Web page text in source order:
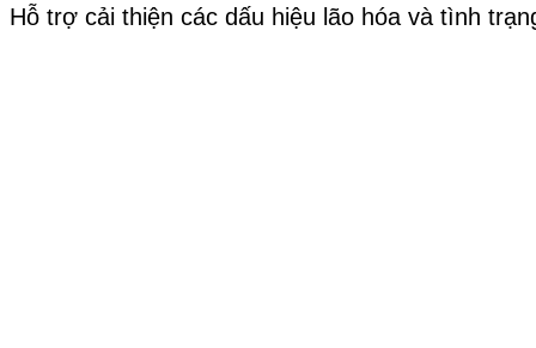
Hỗ trợ cải thiện các dấu hiệu lão hóa và tình